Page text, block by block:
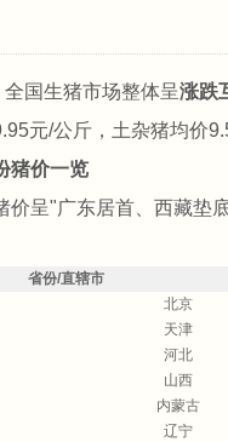
国生猪市场整体呈涨跌
元/公斤，土杂猪均价
猪价一览
价呈"广东居首、西藏垫
省份/直辖市
北京
天津
河北
山西
内蒙古
辽宁